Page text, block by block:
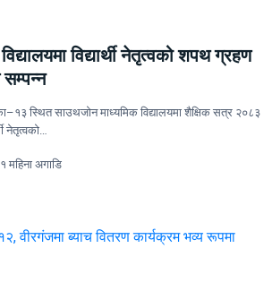
विद्यार्थी नेतृत्वको शपथ ग्रहण
स्थित साउथजोन माध्यमिक विद्यालयमा शैक्षिक सत्र २०८३
नेतृत्वको…
१ महिना अगाडि